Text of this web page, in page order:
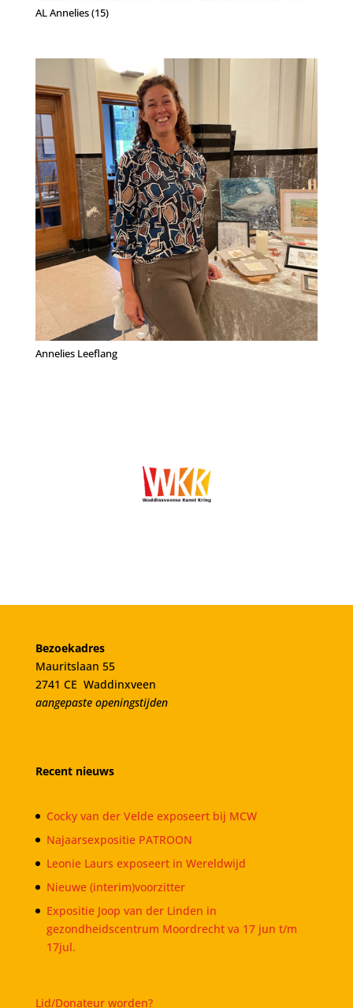
AL Annelies (15)
Annelies Leeflang
Bezoekadres
Mauritslaan 55
2741 CE Waddinxveen
aangepaste openingstijden
Recent nieuws
Cocky van der Velde exposeert bij MCW
Najaarsexpositie PATROON
Leonie Laurs exposeert in Wereldwijd
Nieuwe (interim)voorzitter
Expositie Joop van der Linden in
gezondheidscentrum Moordrecht va 17 jun t/m
17jul.
Lid/Donateur worden?